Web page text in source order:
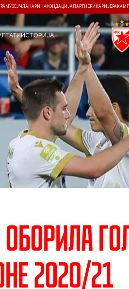
МУЗЕЈ ЧЛАНАРИНАФОНДАЦИЈА ПАРТНЕРИ КАРИЈЕРА
ИСТОРИЈА
2020/21